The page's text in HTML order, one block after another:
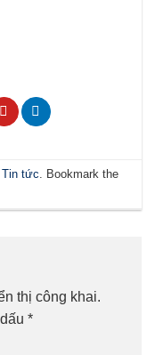
Tin tức. Bookmark the
thị công khai.
*